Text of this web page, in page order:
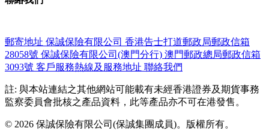
郵寄地址 保誠保險有限公司 香港告士打道郵政局郵政信箱
28058號 保誠保險有限公司(澳門分行) 澳門郵政總局郵政信箱
3093號 客戶服務熱線及服務地址 聯絡我們
註: 與本站連結之其他網站可能載有未經香港證券及期貨事務
監察委員會批核之產品資料，此等產品亦不可在港發售。
© 2026 保誠保險有限公司(保誠集團成員)。版權所有。